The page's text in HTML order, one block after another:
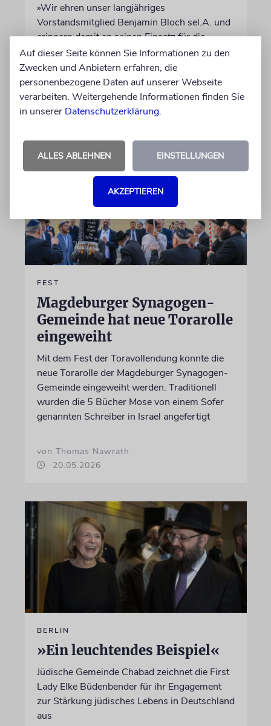
»Wir ehren unser langjähriges
Vorstandsmitglied Benjamin Bloch sel.A. und
erinnern damit an seinen Einsatz für die
jüdische Gemeinschaft«, sagt der
Vorstandvorsitzende der Gemeinde, Benjamin
Graumann
01.06.2026
FEST
Magdeburger Synagogen-
Gemeinde hat neue Torarolle
eingeweiht
Mit dem Fest der Toravollendung konnte die
neue Torarolle der Magdeburger Synagogen-
Gemeinde eingeweiht werden. Traditionell
wurden die 5 Bücher Mose von einem Sofer
genannten Schreiber in Israel angefertigt
von Thomas Nawrath
20.05.2026
BERLIN
»Ein leuchtendes Beispiel«
Jüdische Gemeinde Chabad zeichnet die First
Lady Elke Büdenbender für ihr Engagement
zur Stärkung jüdisches Lebens in Deutschland
aus
Auf dieser Seite können Sie Informationen zu den
Zwecken und Anbietern erfahren, die
personenbezogene Daten auf unserer Webseite
verarbeiten. Weitergehende Informationen finden Sie
in unserer Datenschutzerklärung.
ALLES ABLEHNEN EINSTELLUNGEN
AKZEPTIEREN